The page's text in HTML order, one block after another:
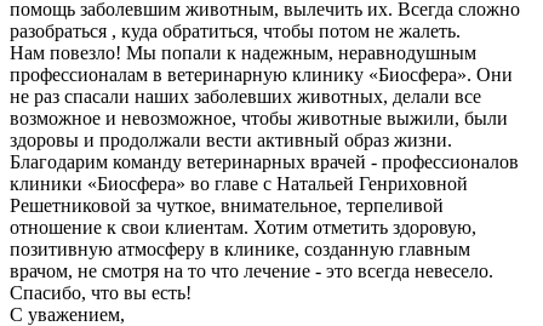
помощь заболевшим животным, вылечить их. Всегда сложно
разобраться , куда обратиться, чтобы потом не жалеть.
Нам повезло! Мы попали к надежным, неравнодушным
профессионалам в ветеринарную клинику «Биосфера». Они
не раз спасали наших заболевших животных, делали все
возможное и невозможное, чтобы животные выжили, были
здоровы и продолжали вести активный образ жизни.
Благодарим команду ветеринарных врачей - профессионалов
клиники «Биосфера» во главе с Натальей Генриховной
Решетниковой за чуткое, внимательное, терпеливой
отношение к свои клиентам. Хотим отметить здоровую,
позитивную атмосферу в клинике, созданную главным
врачом, не смотря на то что лечение - это всегда невесело.
Спасибо, что вы есть!
С уважением,